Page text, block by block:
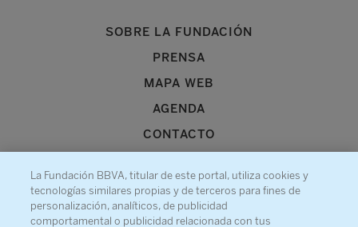
SOBRE LA FUNDACIÓN
PRENSA
MAPA WEB
AGENDA
CONTACTO
La Fundación BBVA, titular de este portal, utiliza cookies y
tecnologías similares propias y de terceros para fines de
personalización, analíticos, de publicidad
comportamental o publicidad relacionada con tus